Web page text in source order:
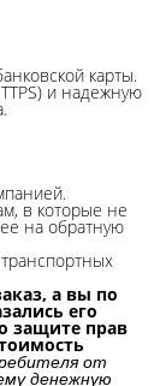
карты.
и надежную
в которые не
на обратную
а вы по
его
защите прав
от
денежную